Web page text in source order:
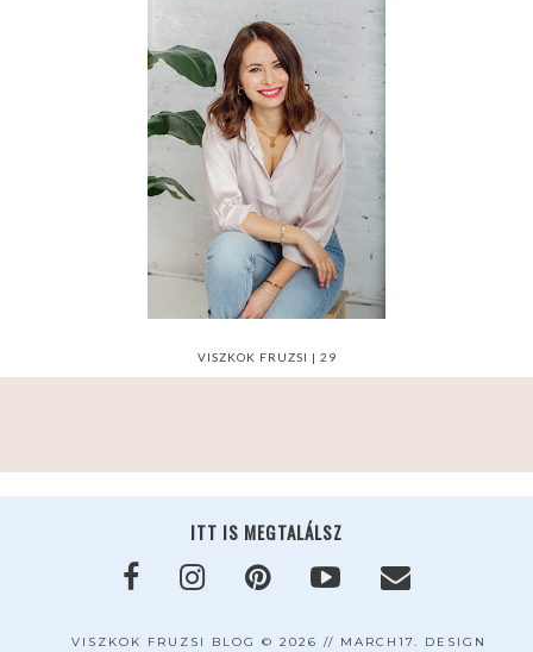
VISZKOK FRUZSI | 29
ITT IS MEGTALÁLSZ
VISZKOK FRUZSI BLOG © 2026 // MARCH17. DESIGN